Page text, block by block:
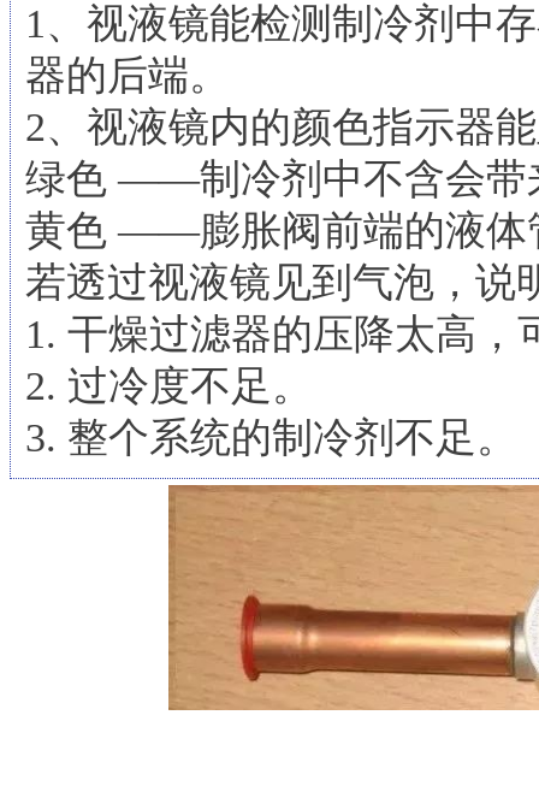
1、视液镜能检测制冷剂中
器的后端。
2、视液镜内的颜色指示器
绿色 ——制冷剂中不含会带
黄色 ——膨胀阀前端的液体
若透过视液镜见到气泡，说
1. 干燥过滤器的压降太高，
2. 过冷度不足。
3. 整个系统的制冷剂不足。